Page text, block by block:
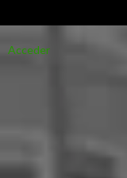
alAcceder